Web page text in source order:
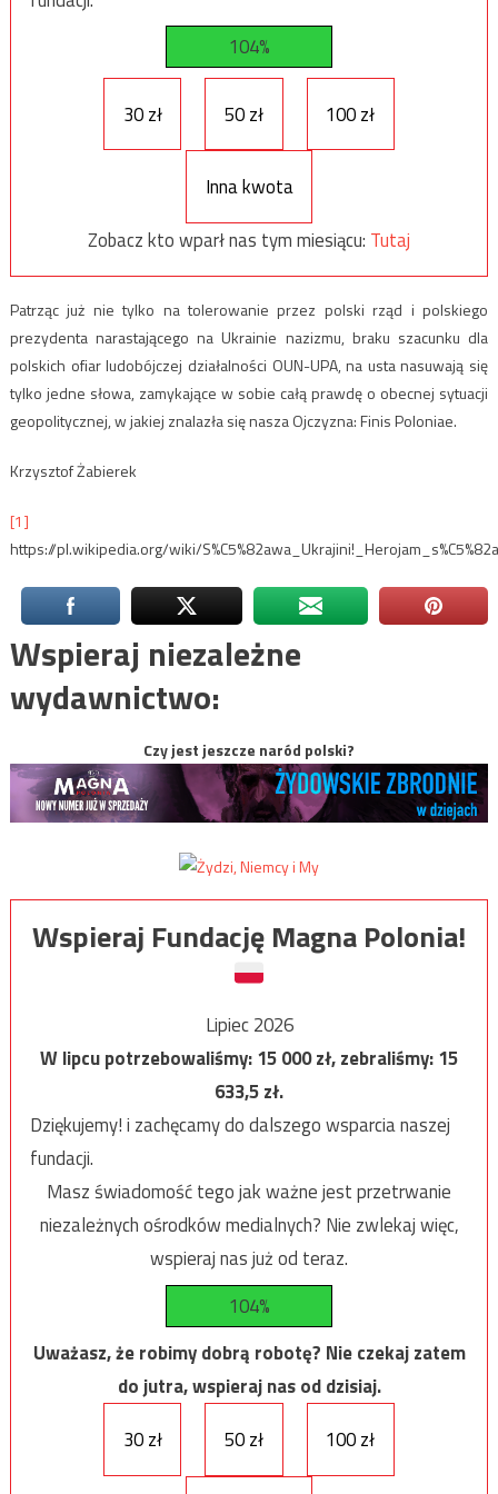
104%
30 zł 50 zł 100 zł
Inna kwota
Zobacz kto wparł nas tym miesiącu: Tutaj
Patrząc już nie tylko na tolerowanie przez polski rząd i polskiego
prezydenta narastającego na Ukrainie nazizmu, braku szacunku dla
polskich ofiar ludobójczej działalności OUN-UPA, na usta nasuwają się
tylko jedne słowa, zamykające w sobie całą prawdę o obecnej sytuacji
geopolitycznej, w jakiej znalazła się nasza Ojczyzna: Finis Poloniae.
Krzysztof Żabierek
[1]
https://pl.wikipedia.org/wiki/
Wspieraj niezależne
wydawnictwo:
Czy jest jeszcze naród polski?
Wspieraj Fundację Magna Polonia!
Lipiec 2026
W lipcu potrzebowaliśmy:15 000zł, zebraliśmy:15
633,5zł.
Dziękujemy! i zachęcamy do dalszego wsparcia naszej
fundacji.
Masz świadomość tego jak ważne jest przetrwanie
niezależnych ośrodków medialnych? Nie zwlekaj więc,
wspieraj nas już od teraz.
104%
Uważasz, że robimy dobrą robotę? Nie czekaj zatem
do jutra, wspieraj nas od dzisiaj.
30 zł
50 zł 100 zł